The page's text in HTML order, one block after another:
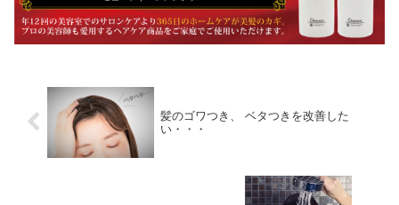
髪のゴワつき、 ベタつきを改善した
い・・・